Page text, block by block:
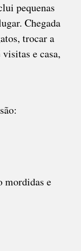
pequenas
Chegada
trocar a
e casa,
mordidas e